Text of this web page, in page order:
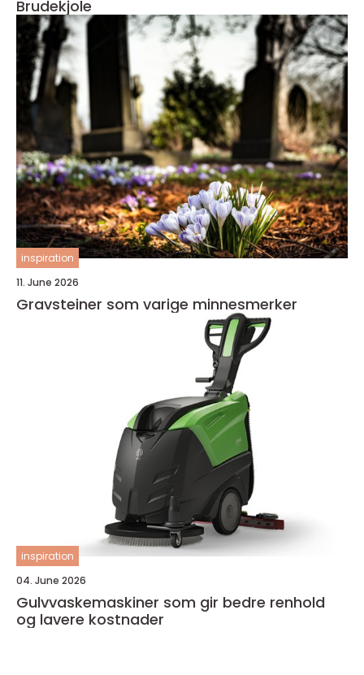
Brudekjole
inspiration
11. June 2026
Gravsteiner som varige minnesmerker
inspiration
04. June 2026
Gulvvaskemaskiner som gir bedre renhold
og lavere kostnader